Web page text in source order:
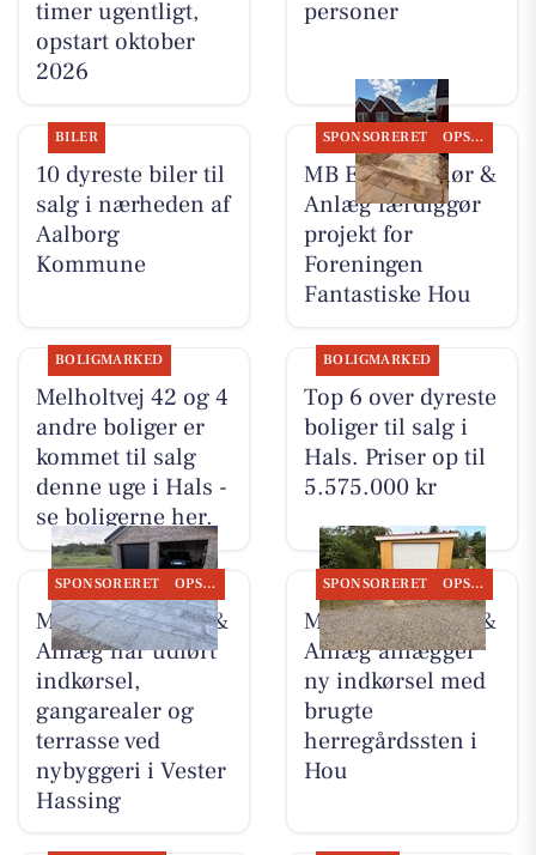
timer ugentligt,
opstart oktober
2026
personer
BILER
10 dyreste biler til
salg i nærheden af
Aalborg
Kommune
SPONSORERET OPSLAGSTAVLEN
MB Entreprenør &
Anlæg færdiggør
projekt for
Foreningen
Fantastiske Hou
BOLIGMARKED
Melholtvej 42 og 4
andre boliger er
kommet til salg
denne uge i Hals -
se boligerne her.
BOLIGMARKED
Top 6 over dyreste
boliger til salg i
Hals. Priser op til
5.575.000 kr
SPONSORERET OPSLAGSTAVLEN
MB Entreprenør &
Anlæg har udført
indkørsel,
gangarealer og
terrasse ved
nybyggeri i Vester
Hassing
SPONSORERET OPSLAGSTAVLEN
MB Entreprenør &
Anlæg anlægger
ny indkørsel med
brugte
herregårdssten i
Hou